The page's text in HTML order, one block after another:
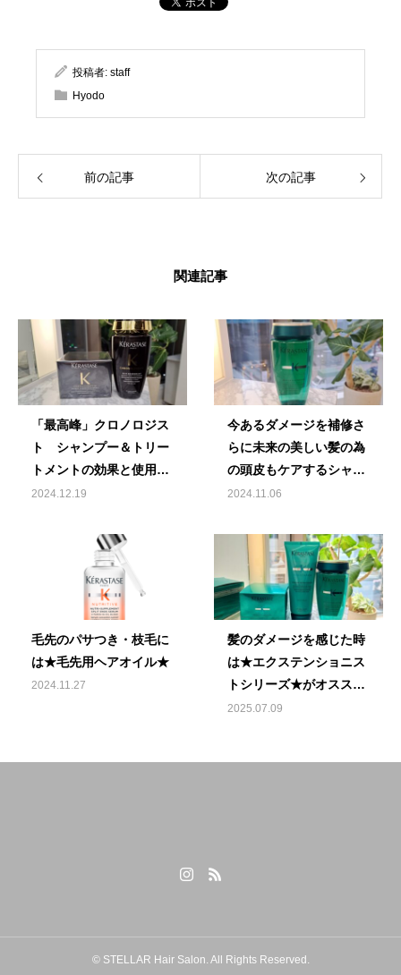
投稿者: staff
Hyodo
前の記事 次の記事
関連記事
「最高峰」クロノロジス
ト シャンプー＆トリー
トメントの効果と使用方
法！
2024.12.19
今あるダメージを補修さ
らに未来の美しい髪の為
の頭皮もケアするシャン
プー！
2024.11.06
毛先のパサつき・枝毛に
は★毛先用ヘアオイル★
2024.11.27
髪のダメージを感じた時
は★エクステンショニス
トシリーズ★がオススメ
です♪
2025.07.09
© STELLAR Hair Salon. All Rights Reserved.